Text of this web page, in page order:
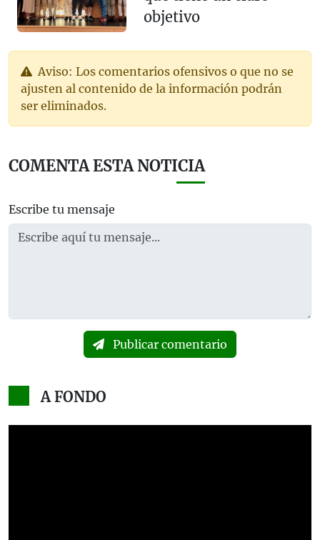
objetivo
Aviso: Los comentarios ofensivos o que no se
ajusten al contenido de la información podrán
ser eliminados.
COMENTA ESTA NOTICIA
Escribe tu mensaje
Publicar comentario
A FONDO